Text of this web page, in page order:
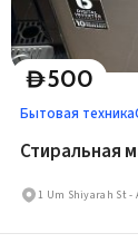
D500
Бытовая техника
Стиральная
1 Um Shiyarah St -